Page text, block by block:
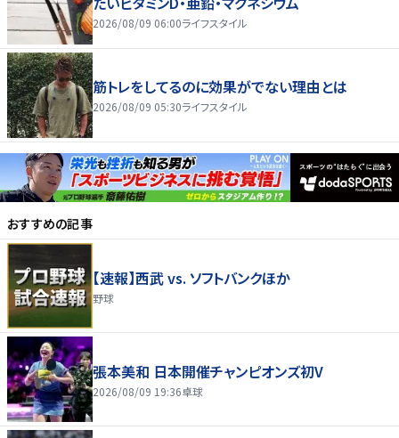
2026/08/09 06:00ライフスタイル
筋トレをしてるのに効果がでない理由とは
2026/08/09 05:30ライフスタイル
おすすめの記事
【速報】西武 vs. ソフトバンクほか
野球
張本美和 日本開催チャンピオンズ初V
2026/08/09 19:36卓球